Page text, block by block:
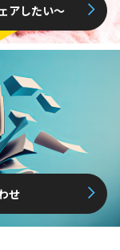
アしたい〜
せ